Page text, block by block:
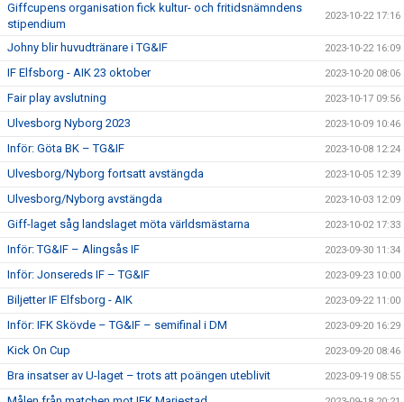
Giffcupens organisation fick kultur- och fritidsnämndens
stipendium
2023-10-22 17:16
Johny blir huvudtränare i TG&IF 2023-10-22 16:09
IF Elfsborg - AIK 23 oktober 2023-10-20 08:06
Fair play avslutning 2023-10-17 09:56
Ulvesborg Nyborg 2023 2023-10-09 10:46
Inför: Göta BK – TG&IF 2023-10-08 12:24
Ulvesborg/Nyborg fortsatt avstängda 2023-10-05 12:39
Ulvesborg/Nyborg avstängda 2023-10-03 12:09
Giff-laget såg landslaget möta världsmästarna 2023-10-02 17:33
Inför: TG&IF – Alingsås IF 2023-09-30 11:34
Inför: Jonsereds IF – TG&IF 2023-09-23 10:00
Biljetter IF Elfsborg - AIK 2023-09-22 11:00
Inför: IFK Skövde – TG&IF – semifinal i DM 2023-09-20 16:29
Kick On Cup 2023-09-20 08:46
Bra insatser av U-laget – trots att poängen uteblivit 2023-09-19 08:55